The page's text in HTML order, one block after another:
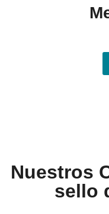
Nuestros
sello